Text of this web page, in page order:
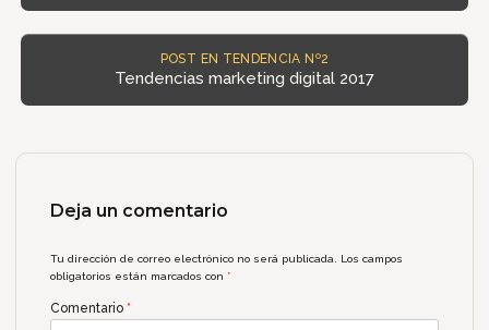
POST EN TENDENCIA Nº2
Tendencias marketing digital 2017
Deja un comentario
Tu dirección de correo electrónico no será publicada.
Los campos
obligatorios están marcados con*
Comentario *